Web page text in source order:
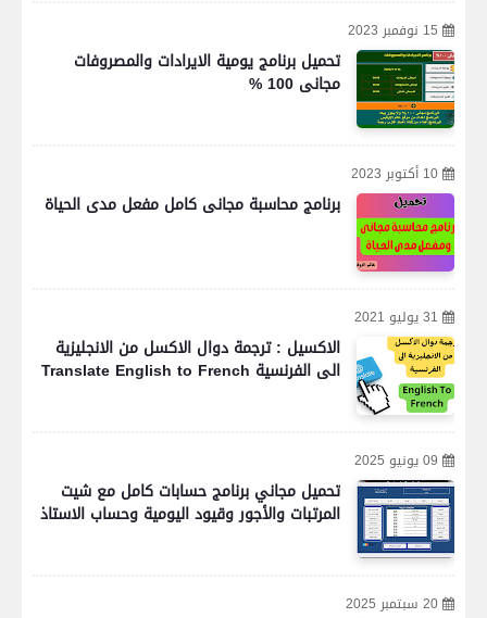
15 نوفمبر 2023
تحميل برنامج يومية الايرادات والمصروفات
مجانى 100 %
10 أكتوبر 2023
برنامج محاسبة مجانى كامل مفعل مدى الحياة
31 يوليو 2021
الاكسيل : ترجمة دوال الاكسل من الانجليزية
الى الفرنسية Translate English to French
09 يونيو 2025
تحميل مجاني برنامج حسابات كامل مع شيت
المرتبات والأجور وقيود اليومية وحساب الاستاذ
20 سبتمبر 2025